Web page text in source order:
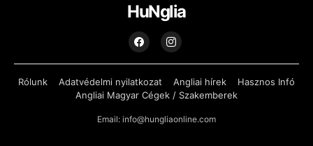
HuNglia
Rólunk Adatvédelmi nyilatkozat Angliai hírek
Hasznos Infó
Angliai Magyar Cégek / Szakemberek
Email: info@hungliaonline.com